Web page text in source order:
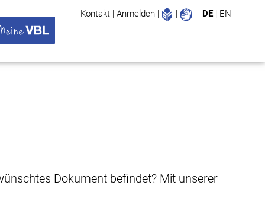
Kontakt | Anmelden | Leichte Sprache
| DE | EN
Dokument befindet? Mit unserer